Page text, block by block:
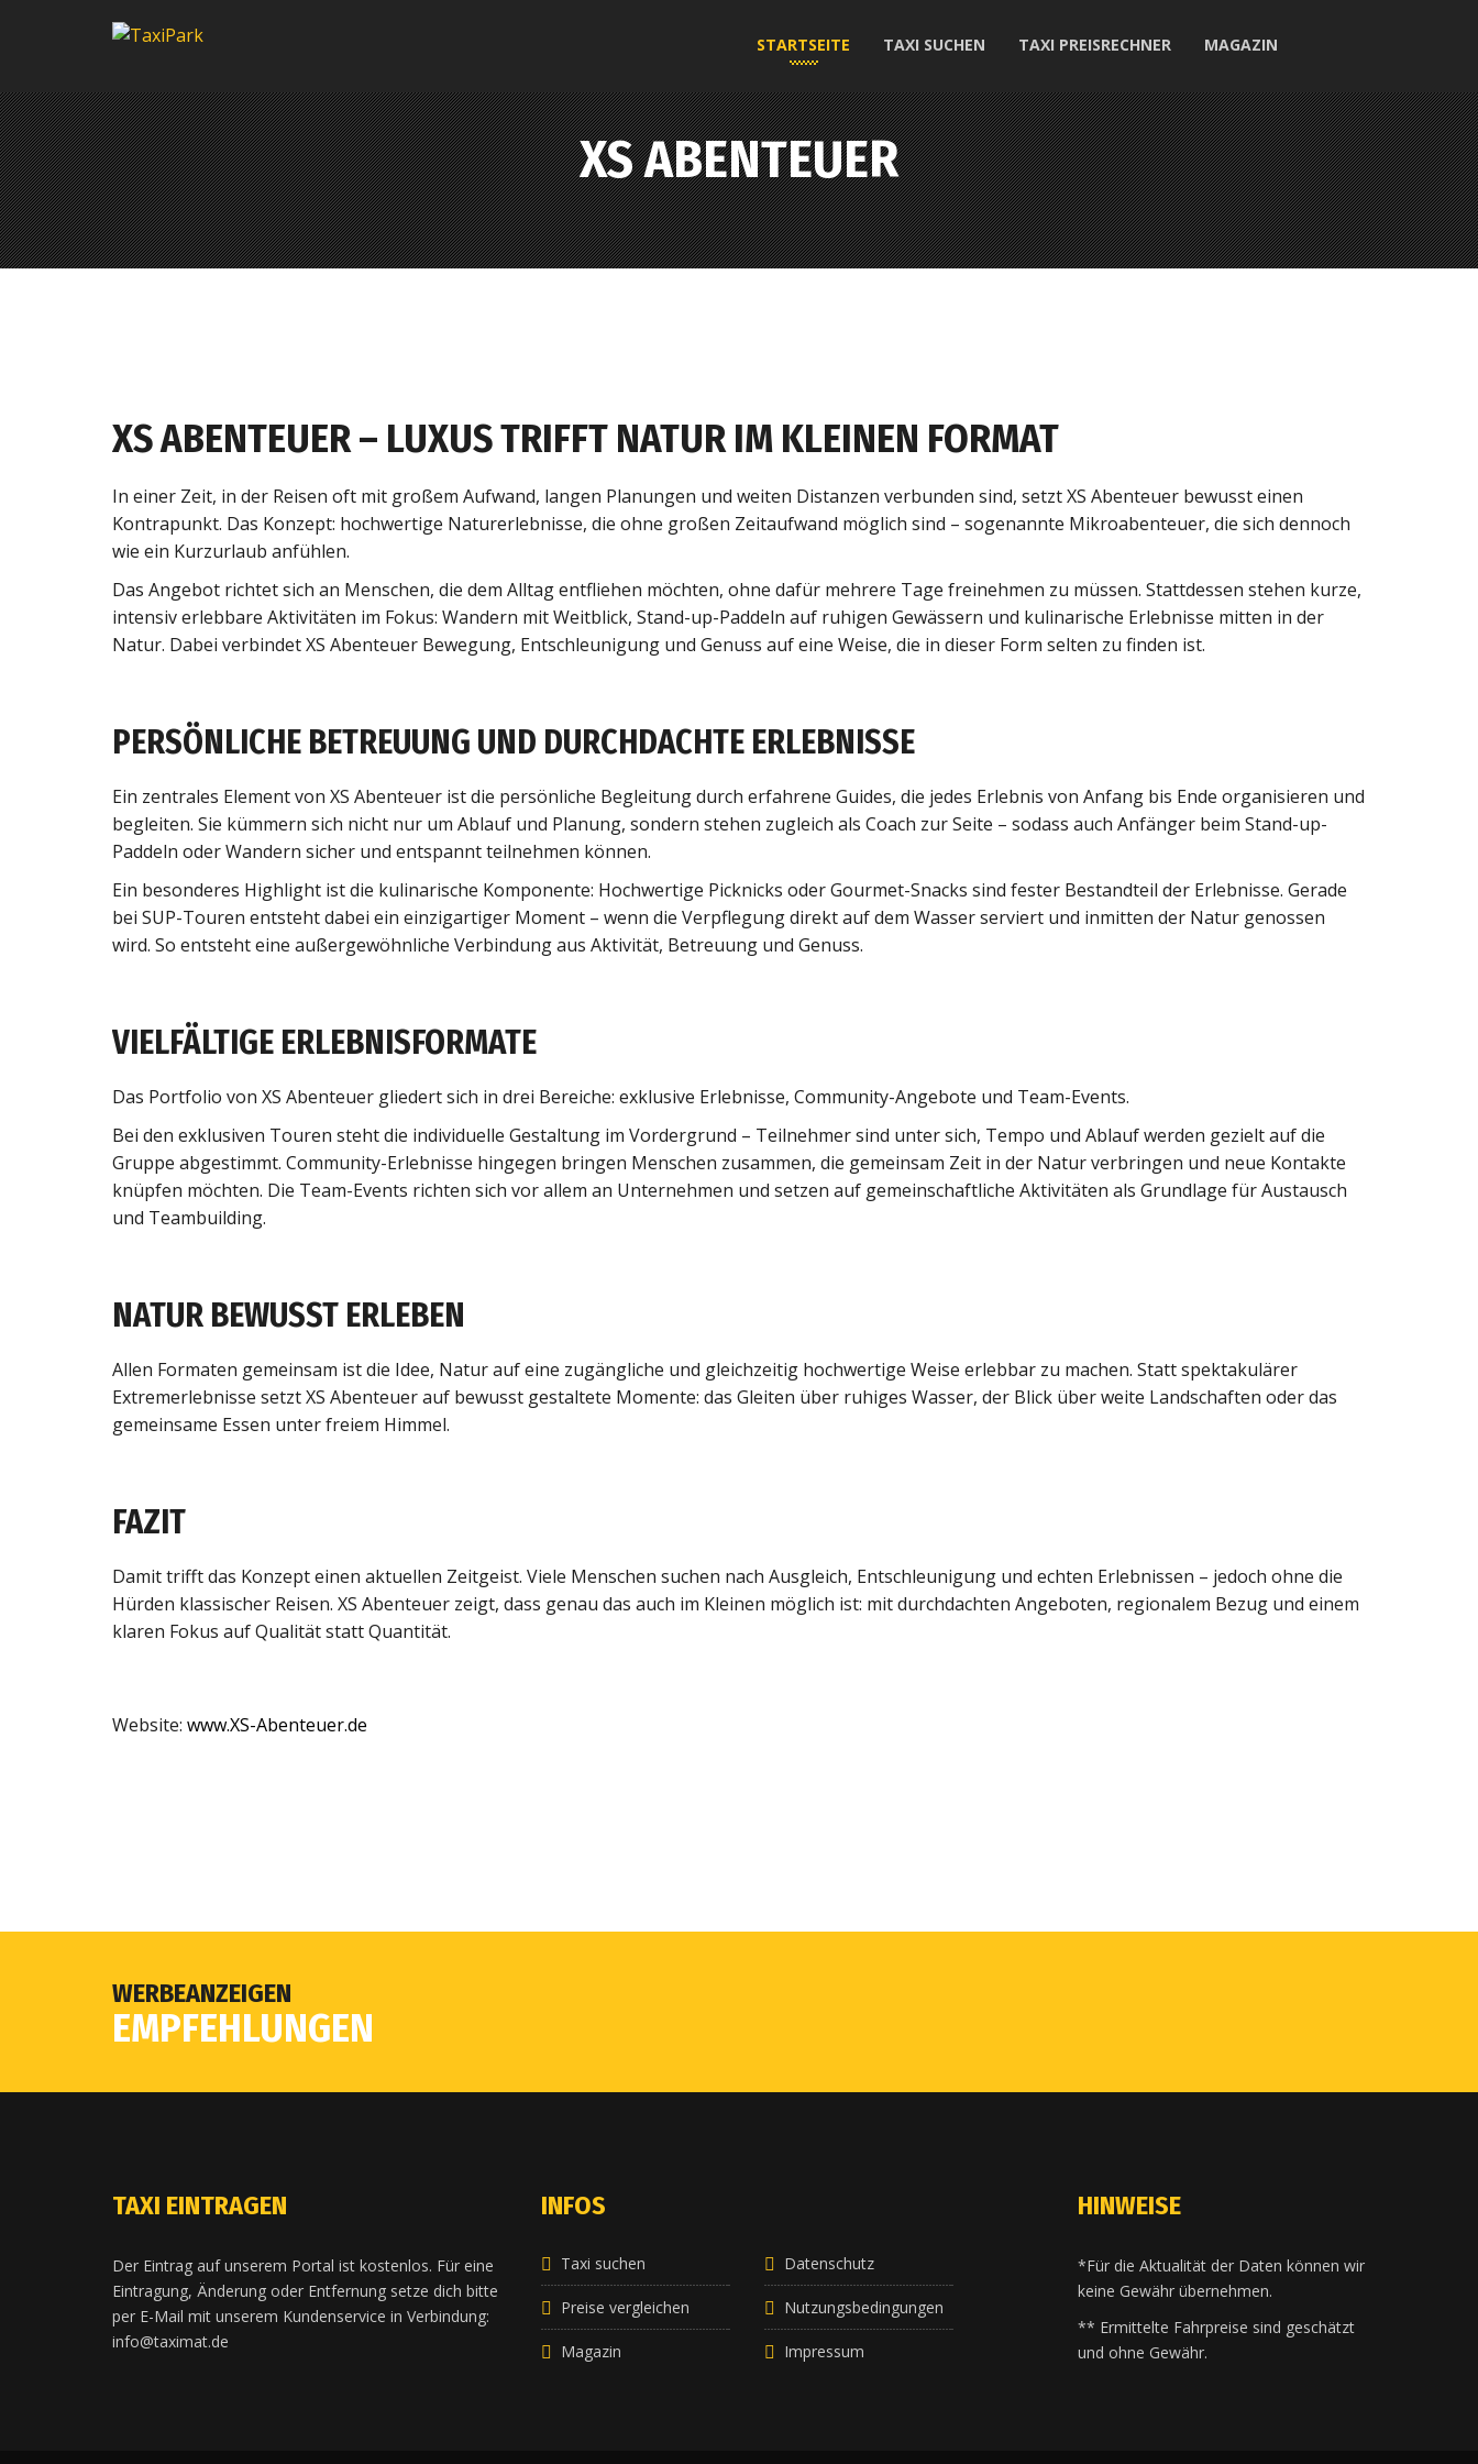
STARTSEITE TAXI SUCHEN TAXI PREISRECHNER MAGAZIN
XS ABENTEUER
XS ABENTEUER – LUXUS TRIFFT NATUR IM KLEINEN FORMAT
In einer Zeit, in der Reisen oft mit großem Aufwand, langen Planungen und weiten Distanzen verbunden sind, setzt XS Abenteuer bewusst einen
Kontrapunkt. Das Konzept: hochwertige Naturerlebnisse, die ohne großen Zeitaufwand möglich sind – sogenannte Mikroabenteuer, die sich dennoch
wie ein Kurzurlaub anfühlen.
Das Angebot richtet sich an Menschen, die dem Alltag entfliehen möchten, ohne dafür mehrere Tage freinehmen zu müssen. Stattdessen stehen kurze,
intensiv erlebbare Aktivitäten im Fokus: Wandern mit Weitblick, Stand-up-Paddeln auf ruhigen Gewässern und kulinarische Erlebnisse mitten in der
Natur. Dabei verbindet XS Abenteuer Bewegung, Entschleunigung und Genuss auf eine Weise, die in dieser Form selten zu finden ist.
PERSÖNLICHE BETREUUNG UND DURCHDACHTE ERLEBNISSE
Ein zentrales Element von XS Abenteuer ist die persönliche Begleitung durch erfahrene Guides, die jedes Erlebnis von Anfang bis Ende organisieren und
begleiten. Sie kümmern sich nicht nur um Ablauf und Planung, sondern stehen zugleich als Coach zur Seite – sodass auch Anfänger beim Stand-up-
Paddeln oder Wandern sicher und entspannt teilnehmen können.
Ein besonderes Highlight ist die kulinarische Komponente: Hochwertige Picknicks oder Gourmet-Snacks sind fester Bestandteil der Erlebnisse. Gerade
bei SUP-Touren entsteht dabei ein einzigartiger Moment – wenn die Verpflegung direkt auf dem Wasser serviert und inmitten der Natur genossen
wird. So entsteht eine außergewöhnliche Verbindung aus Aktivität, Betreuung und Genuss.
VIELFÄLTIGE ERLEBNISFORMATE
Das Portfolio von XS Abenteuer gliedert sich in drei Bereiche: exklusive Erlebnisse, Community-Angebote und Team-Events.
Bei den exklusiven Touren steht die individuelle Gestaltung im Vordergrund – Teilnehmer sind unter sich, Tempo und Ablauf werden gezielt auf die
Gruppe abgestimmt. Community-Erlebnisse hingegen bringen Menschen zusammen, die gemeinsam Zeit in der Natur verbringen und neue Kontakte
knüpfen möchten. Die Team-Events richten sich vor allem an Unternehmen und setzen auf gemeinschaftliche Aktivitäten als Grundlage für Austausch
und Teambuilding.
NATUR BEWUSST ERLEBEN
Allen Formaten gemeinsam ist die Idee, Natur auf eine zugängliche und gleichzeitig hochwertige Weise erlebbar zu machen. Statt spektakulärer
Extremerlebnisse setzt XS Abenteuer auf bewusst gestaltete Momente: das Gleiten über ruhiges Wasser, der Blick über weite Landschaften oder das
gemeinsame Essen unter freiem Himmel.
FAZIT
Damit trifft das Konzept einen aktuellen Zeitgeist. Viele Menschen suchen nach Ausgleich, Entschleunigung und echten Erlebnissen – jedoch ohne die
Hürden klassischer Reisen. XS Abenteuer zeigt, dass genau das auch im Kleinen möglich ist: mit durchdachten Angeboten, regionalem Bezug und einem
klaren Fokus auf Qualität statt Quantität.
Website: www.XS-Abenteuer.de
WERBEANZEIGEN
EMPFEHLUNGEN
TAXI EINTRAGEN
Der Eintrag auf unserem Portal ist kostenlos. Für eine
Eintragung, Änderung oder Entfernung setze dich bitte
per E-Mail mit unserem Kundenservice in Verbindung:
info@taximat.de
INFOS
Taxi suchen
Preise vergleichen
Magazin
Datenschutz
Nutzungsbedingungen
Impressum
HINWEISE
*Für die Aktualität der Daten können wir
keine Gewähr übernehmen.
** Ermittelte Fahrpreise sind geschätzt
und ohne Gewähr.